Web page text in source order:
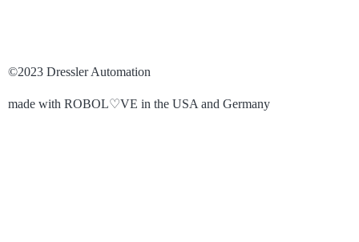
©2023 Dressler Automation
made with ROBOL♡VE in the USA and Germany